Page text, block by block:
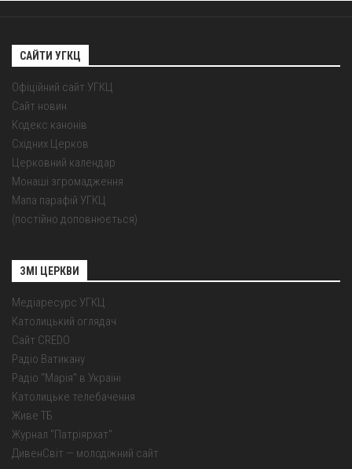
САЙТИ УГКЦ
Офіційний сайт УГКЦ
Сайт новин
Кодекс канонів
Східних Церков
Церковний календар
Монаші згромадження
Мапа парафій УГКЦ
(постійно доповнюється)
ЗМІ ЦЕРКВИ
Медіаресурс УГКЦ
Католицький оглядач
Сайт CREDO
Радіо Ватикану
Радіо "Марія" в Україні
Католицьке телебачення
Живе ТБ
Журнал "Патріярхат"
ДивенСвіт — молодіжний сайт